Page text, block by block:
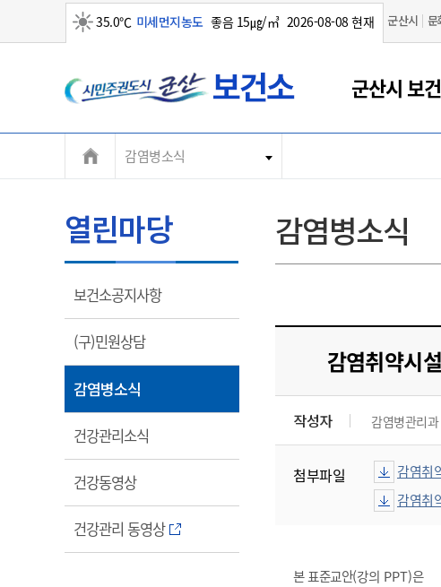
35.0℃ 미세먼지농도 좋음 15㎍/㎥ 2026-08-08 현재 군산시
산
시
군산시 보
감염병소식
열린마당
보건소공지사항열
림
(구)민원상담열
림
감염병소식
림
건강관리소식
림
건강동영상열
림
건강관리 동영상열
림
감염병소식
감염취약시
작성자 감염병관리과
첨부파일 감염취
감염취
본 표준교안(강의 PPT)은